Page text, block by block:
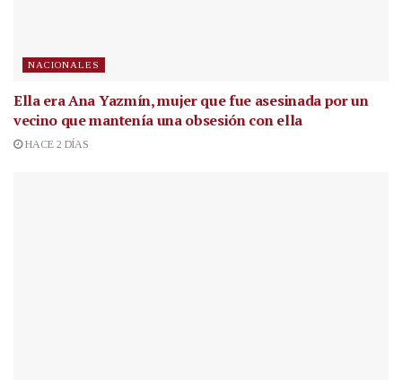
NACIONALES
Ella era Ana Yazmín, mujer que fue asesinada por un
vecino que mantenía una obsesión con ella
HACE 2 DÍAS